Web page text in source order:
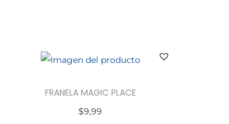
FRANELA MAGIC PLACE
$9,99